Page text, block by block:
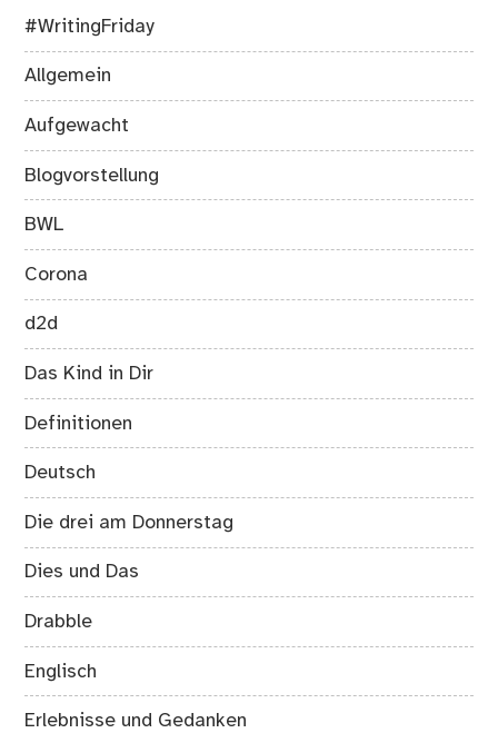
#WritingFriday
Allgemein
Aufgewacht
Blogvorstellung
BWL
Corona
d2d
Das Kind in Dir
Definitionen
Deutsch
Die drei am Donnerstag
Dies und Das
Drabble
Englisch
Erlebnisse und Gedanken